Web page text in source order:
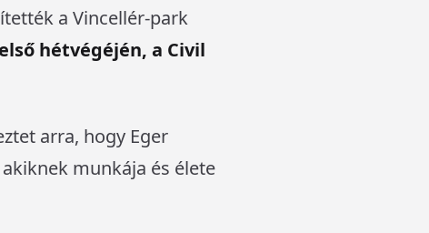
a Vincellér-park
hétvégéjén, a Civil
arra, hogy Eger
munkája és élete